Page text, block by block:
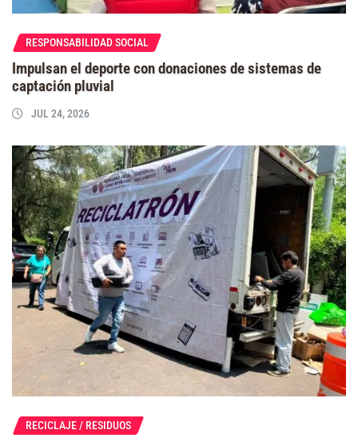
RESPONSABILIDAD SOCIAL
Impulsan el deporte con donaciones de sistemas de
captación pluvial
JUL 24, 2026
RECICLAJE / RESIDUOS